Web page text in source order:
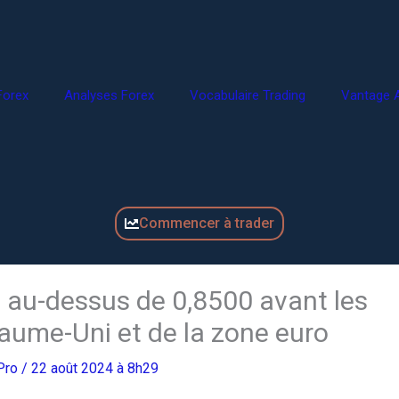
Analyses Forex Vocabulaire Trading Vantage
Commencer à trader
au-dessus de 0,8500 avant les
Uni et de la zone euro
/ 22 août 2024 à 8h29